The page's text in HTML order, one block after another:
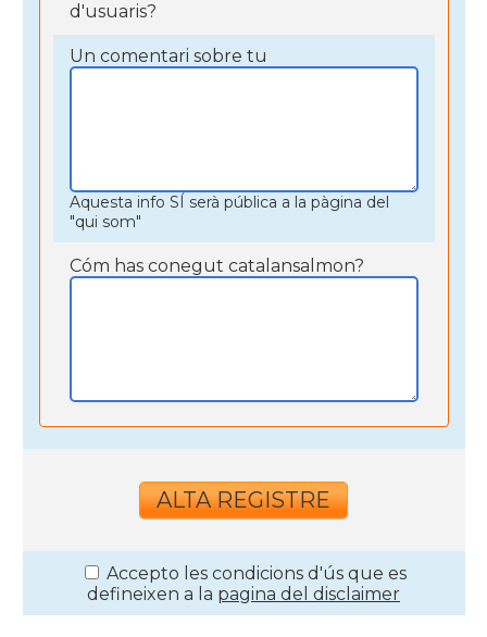
d'usuaris?
Un comentari sobre tu
Aquesta info SÍ serà pública a la pàgina del
"qui som"
Cóm has conegut catalansalmon?
Accepto les condicions d'ús que es
defineixen a la pagina del disclaimer